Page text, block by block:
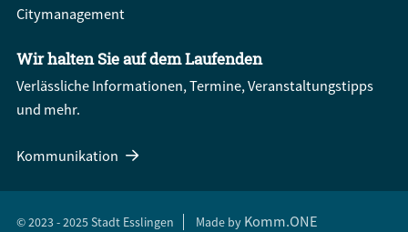
Citymanagement
Wir halten Sie auf dem Laufenden
Verlässliche Informationen, Termine, Veranstaltungstipps
und mehr.
Kommunikation
© 2023 - 2025 Stadt Esslingen Made by Komm.ONE